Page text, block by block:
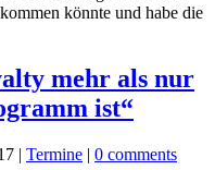
könnte und habe die
mehr als nur
ist“
| Termine | 0 comments